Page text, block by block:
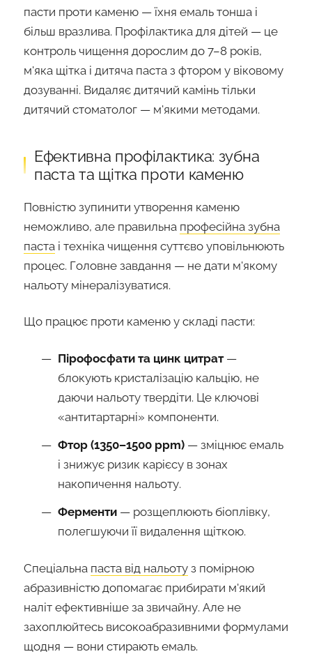
пасти проти каменю — їхня емаль тонша і
більш вразлива. Профілактика для дітей — це
контроль чищення дорослим до 7–8 років,
м'яка щітка і дитяча паста з фтором у віковому
дозуванні. Видаляє дитячий камінь тільки
дитячий стоматолог — м'якими методами.
Ефективна профілактика: зубна
паста та щітка проти каменю
Повністю зупинити утворення каменю
неможливо, але правильна професійна зубна
паста і техніка чищення суттєво уповільнюють
процес. Головне завдання — не дати м'якому
нальоту мінералізуватися.
Що працює проти каменю у складі пасти:
Пірофосфати та цинк цитрат—
блокують кристалізацію кальцію, не
даючи нальоту твердіти. Це ключові
«антитартарні» компоненти.
Фтор (1350–1500 ppm) — зміцнює емаль
і знижує ризик карієсу в зонах
накопичення нальоту.
Ферменти — розщеплюють біоплівку,
полегшуючи її видалення щіткою.
Спеціальна паста від нальоту з помірною
абразивністю допомагає прибирати м'який
наліт ефективніше за звичайну. Але не
захоплюйтесь високоабразивними формулами
щодня — вони стирають емаль.